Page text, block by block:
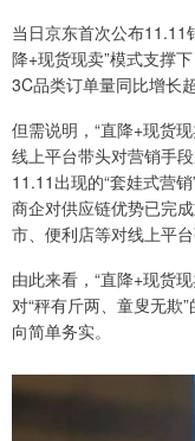
当日京东首次公布11.11
降+现货现卖”模式支撑
3C品类订单量同比增长
但需说明，“直降+现货
线上平台带头对营销手
11.11出现的“套娃式营
商企对供应链优势已完
市、便利店等对线上平台
由此来看，“直降+现货
对“秤有斤两、童叟无欺
向简单务实。